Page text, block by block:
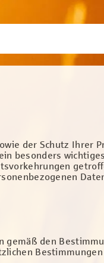
der Schutz Ihrer
besonders
gemäß den